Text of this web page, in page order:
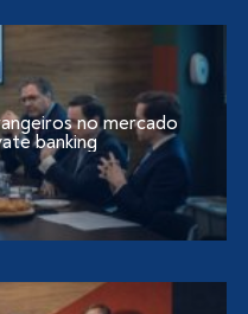
no mercado
banking